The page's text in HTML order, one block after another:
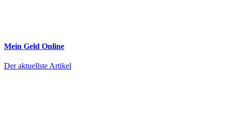
Mein Geld Online
Der aktuellste Artikel